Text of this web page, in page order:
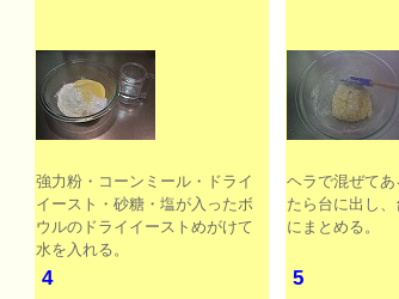
強力粉・コーンミール・ドライ
イースト・砂糖・塩が入ったボ
ウルのドライイーストめがけて
水を入れる。
ヘラで混ぜて
たら台に出し
にまとめる。
4 5